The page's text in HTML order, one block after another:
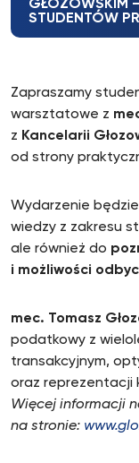
GŁOZOWSKIM
STUDENTÓW
Zapraszamy
warsztatowe z
z Kancelarii
od strony
Wydarzenie
wiedzy z zakresu
ale również do
i możliwości
mec. Tomasz
podatkowy z
transakcyjnym,
oraz reprezentacji
Więcej informacji
na stronie: